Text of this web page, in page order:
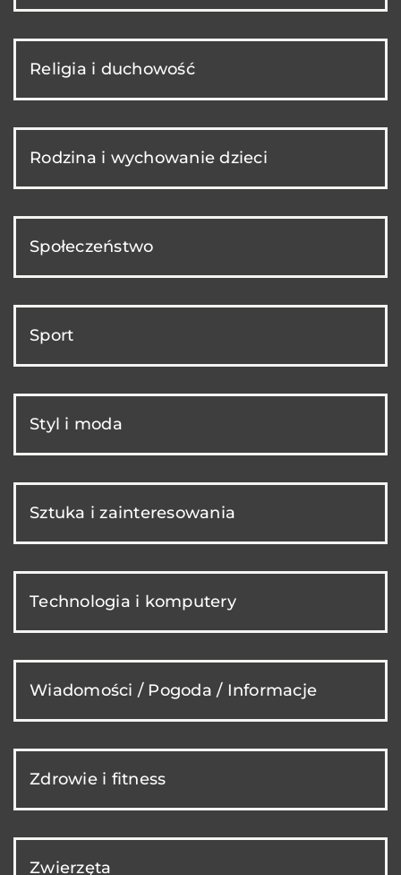
Religia i duchowość
Rodzina i wychowanie dzieci
Społeczeństwo
Sport
Styl i moda
Sztuka i zainteresowania
Technologia i komputery
Wiadomości / Pogoda / Informacje
Zdrowie i fitness
Zwierzęta